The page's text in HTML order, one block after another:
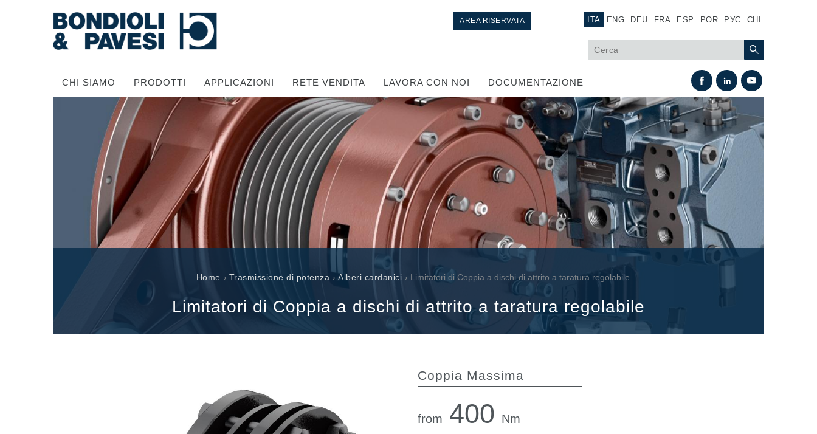
ITA ENG DEU FRA ESP POR РУС CHI
AREA RISERVATA
CHI SIAMO PRODOTTI APPLICAZIONI RETE VENDITA LAVORA CON NOI DOCUMENTAZIONE
Trasmissione di potenza
Alberi cardanici
Scatole ingranaggi Standard
Scatole ingranaggi prodotte per Bondioli & Pavesi
Scatole ingranaggi ad assi paralleli
Scatole ingranaggi Speciali
Scatole Pump Drive
Frizioni multidisco a comando idraulico
Motori Orbitali prodotti per Bondioli & Pavesi
Controllo
Circuiti idraulici Integrati
Valvole a cartuccia
Servocomandi
Componenti Elettronici per Sistemi di Controllo
Scambio termico
Sistemi Fan Drive
Scambiatori di calore
Home › Trasmissione di potenza ›Alberi cardanici › Limitatori di Coppia a dischi di attrito a taratura regolabile
Limitatori di Coppia a dischi di attrito a taratura regolabile
Coppia Massima
from 400 Nm